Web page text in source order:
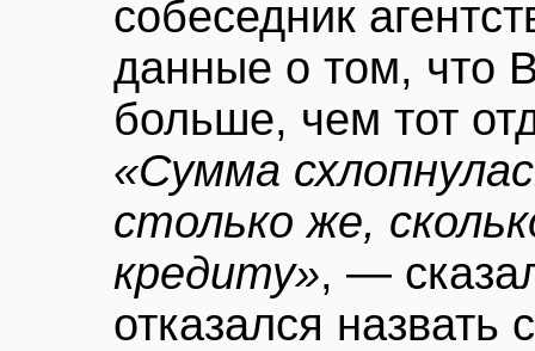
собеседник
данные о том, что
больше, чем тот
«Сумма
столько же,
кредиту», —
отказался назвать